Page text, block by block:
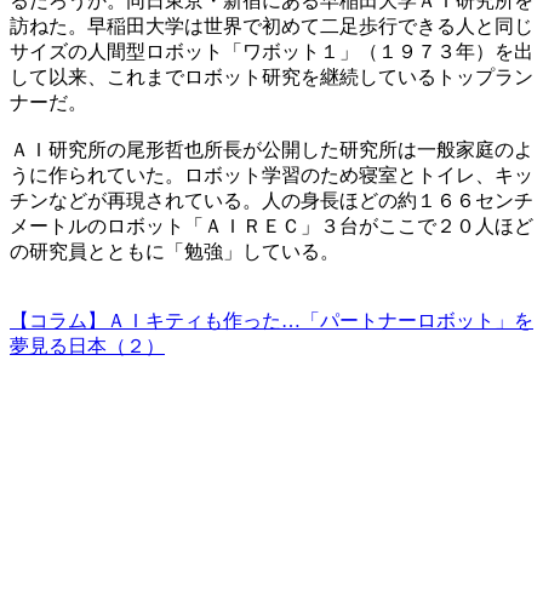
訪ねた。早稲田大学は世界で初めて二足歩行できる人と同じ
サイズの人間型ロボット「ワボット１」（１９７３年）を出
して以来、これまでロボット研究を継続しているトップラン
ナーだ。
ＡＩ研究所の尾形哲也所長が公開した研究所は一般家庭のよ
うに作られていた。ロボット学習のため寝室とトイレ、キッ
チンなどが再現されている。人の身長ほどの約１６６センチ
メートルのロボット「ＡＩＲＥＣ」３台がここで２０人ほど
の研究員とともに「勉強」している。
【コラム】ＡＩキティも作った…「パートナーロボット」を
夢見る日本（２）